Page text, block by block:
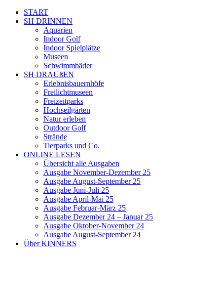
START
SH DRINNEN
Aquarien
Indoor Golf
Indoor Spielplätze
Museen
Schwimmbäder
SH DRAUßEN
Erlebnisbauernhöfe
Freilichtmuseen
Freizeitparks
Hochseilgärten
Natur erleben
Outdoor Golf
Strände
Tierparks und Co.
ONLINE LESEN
Übersicht alle Ausgaben
Ausgabe November-Dezember 25
Ausgabe August-September 25
Ausgabe Juni-Juli 25
Ausgabe April-Mai 25
Ausgabe Februar-März 25
Ausgabe Dezember 24 – Januar 25
Ausgabe Oktober-November 24
Ausgabe August-September 24
Über KINNERS